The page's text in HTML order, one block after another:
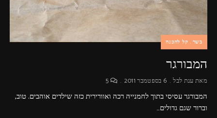
בשר קל להכנה
המבורגר
מאתענת לבל 6 בספטמבר 2011
המבורגר עסיסי בתוך לחמנייה רכה ואוורירית כזה שילדים אוהבים. טוב,
וברור שגם גדולים…